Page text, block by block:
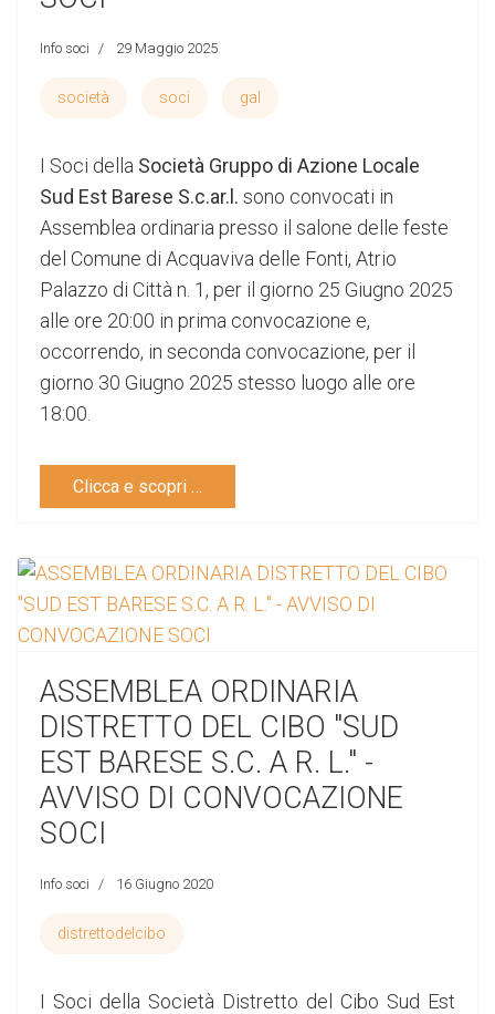
Info soci 29 Maggio 2025
società soci gal
I Soci della Società Gruppo di Azione Locale
Sud Est Barese S.c.ar.l. sono convocati in
Assemblea ordinaria presso il salone delle feste
del Comune di Acquaviva delle Fonti, Atrio
Palazzo di Città n. 1, per il giorno 25 Giugno 2025
alle ore 20:00 in prima convocazione e,
occorrendo, in seconda convocazione, per il
giorno 30 Giugno 2025 stesso luogo alle ore
18:00.
Clicca e scopri …
ASSEMBLEA ORDINARIA
DISTRETTO DEL CIBO "SUD
EST BARESE S.C. A R. L." -
AVVISO DI CONVOCAZIONE
SOCI
Info soci 16 Giugno 2020
distrettodelcibo
I Soci della Società Distretto del Cibo Sud Est